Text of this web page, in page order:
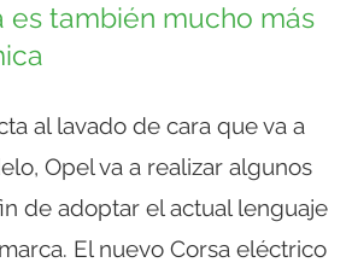
es también mucho más
al lavado de cara que va a
Opel va a realizar algunos
de adoptar el actual lenguaje
El nuevo Corsa eléctrico